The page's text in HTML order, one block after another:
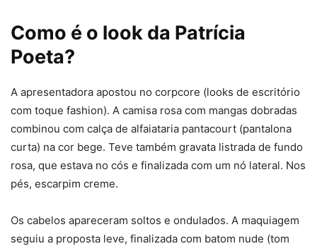
Como é o look da Patrícia
Poeta?
A apresentadora apostou no corpcore (looks de escritório
com toque fashion). A camisa rosa com mangas dobradas
combinou com calça de alfaiataria pantacourt (pantalona
curta) na cor bege. Teve também gravata listrada de fundo
rosa, que estava no cós e finalizada com um nó lateral. Nos
pés, escarpim creme.
Os cabelos apareceram soltos e ondulados. A maquiagem
seguiu a proposta leve, finalizada com batom nude (tom